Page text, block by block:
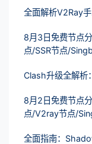
全面解析V2Ray
8月3日免费节点
点/SSR节点/
Clash升级全解析
8月2日免费节点
点/V2ray节点/
全面指南：